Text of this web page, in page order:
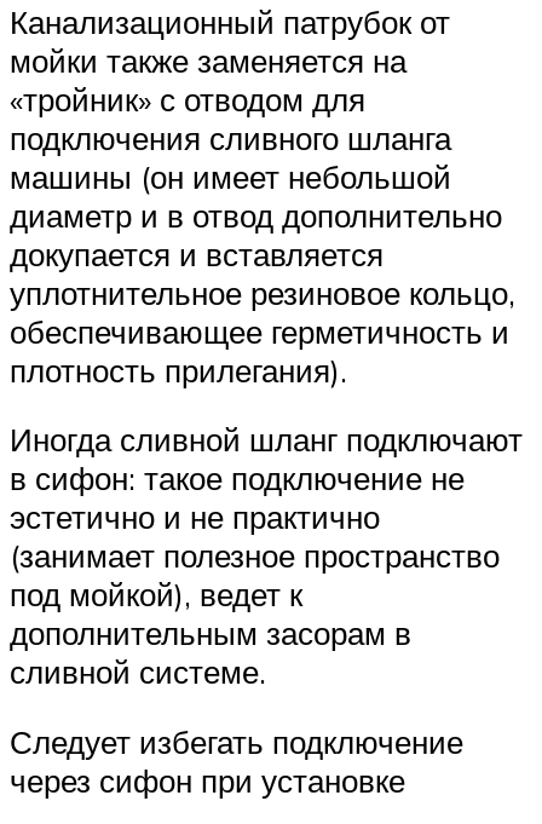
Канализационный патрубок от
мойки также заменяется на
«тройник» с отводом для
подключения сливного шланга
машины (он имеет небольшой
диаметр и в отвод дополнительно
докупается и вставляется
уплотнительное резиновое кольцо,
обеспечивающее герметичность и
плотность прилегания).
Иногда сливной шланг подключают
в сифон: такое подключение не
эстетично и не практично
(занимает полезное пространство
под мойкой), ведет к
дополнительным засорам в
сливной системе.
Следует избегать подключение
через сифон при установке